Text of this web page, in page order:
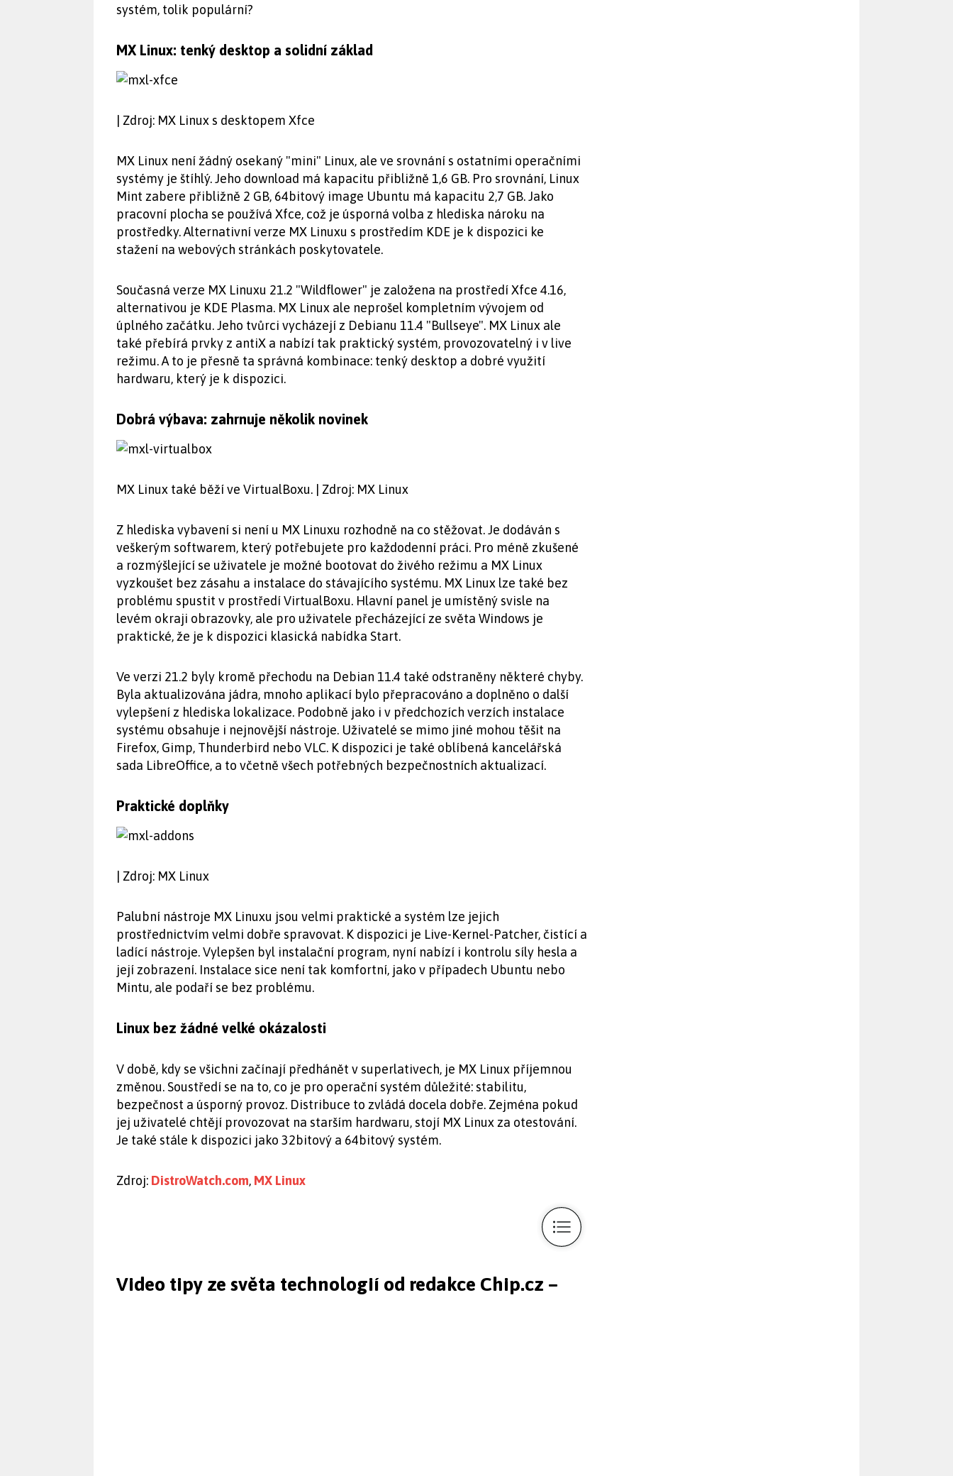
systém, tolik populární?
MX Linux: tenký desktop a solidní základ
| Zdroj: MX Linux s desktopem Xfce
MX Linux není žádný osekaný "mini" Linux, ale ve srovnání s ostatními operačními
systémy je štíhlý. Jeho download má kapacitu přibližně 1,6 GB. Pro srovnání, Linux
Mint zabere přibližně 2 GB, 64bitový image Ubuntu má kapacitu 2,7 GB. Jako
pracovní plocha se používá Xfce, což je úsporná volba z hlediska nároku na
prostředky. Alternativní verze MX Linuxu s prostředím KDE je k dispozici ke
stažení na webových stránkách poskytovatele.
Současná verze MX Linuxu 21.2 "Wildflower" je založena na prostředí Xfce 4.16,
alternativou je KDE Plasma. MX Linux ale neprošel kompletním vývojem od
úplného začátku. Jeho tvůrci vycházejí z Debianu 11.4 "Bullseye". MX Linux ale
také přebírá prvky z antiX a nabízí tak praktický systém, provozovatelný i v live
režimu. A to je přesně ta správná kombinace: tenký desktop a dobré využití
hardwaru, který je k dispozici.
Dobrá výbava: zahrnuje několik novinek
MX Linux také běží ve VirtualBoxu. | Zdroj: MX Linux
Z hlediska vybavení si není u MX Linuxu rozhodně na co stěžovat. Je dodáván s
veškerým softwarem, který potřebujete pro každodenní práci. Pro méně zkušené
a rozmýšlející se uživatele je možné bootovat do živého režimu a MX Linux
vyzkoušet bez zásahu a instalace do stávajícího systému. MX Linux lze také bez
problému spustit v prostředí VirtualBoxu. Hlavní panel je umístěný svisle na
levém okraji obrazovky, ale pro uživatele přecházející ze světa Windows je
praktické, že je k dispozici klasická nabídka Start.
Ve verzi 21.2 byly kromě přechodu na Debian 11.4 také odstraněny některé chyby.
Byla aktualizována jádra, mnoho aplikací bylo přepracováno a doplněno o další
vylepšení z hlediska lokalizace. Podobně jako i v předchozích verzích instalace
systému obsahuje i nejnovější nástroje. Uživatelé se mimo jiné mohou těšit na
Firefox, Gimp, Thunderbird nebo VLC. K dispozici je také oblíbená kancelářská
sada LibreOffice, a to včetně všech potřebných bezpečnostních aktualizací.
Praktické doplňky
| Zdroj: MX Linux
Palubní nástroje MX Linuxu jsou velmi praktické a systém lze jejich
prostřednictvím velmi dobře spravovat. K dispozici je Live-Kernel-Patcher, čistící a
ladící nástroje. Vylepšen byl instalační program, nyní nabízí i kontrolu síly hesla a
její zobrazení. Instalace sice není tak komfortní, jako v případech Ubuntu nebo
Mintu, ale podaří se bez problému.
Linux bez žádné velké okázalosti
V době, kdy se všichni začínají předhánět v superlativech, je MX Linux příjemnou
změnou. Soustředí se na to, co je pro operační systém důležité: stabilitu,
bezpečnost a úsporný provoz. Distribuce to zvládá docela dobře. Zejména pokud
jej uživatelé chtějí provozovat na starším hardwaru, stojí MX Linux za otestování.
Je také stále k dispozici jako 32bitový a 64bitový systém.
Zdroj: DistroWatch.com, MX Linux
Video tipy ze světa technologií od redakce Chip.cz –